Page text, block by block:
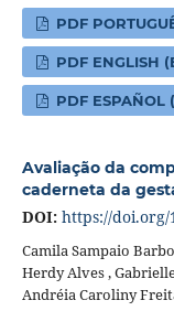
PDF
PDF ENGLISH
PDF ESPAÑOL
Avaliação da
caderneta da
DOI: https://doi.org/
Camila Sampaio
Herdy Alves ,
Andréia Caroliny